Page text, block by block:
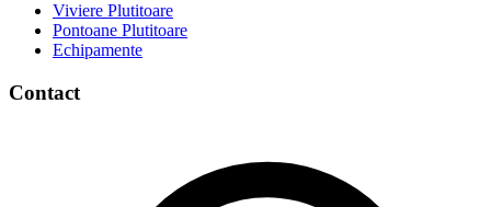
Viviere Plutitoare
Pontoane Plutitoare
Echipamente
Contact